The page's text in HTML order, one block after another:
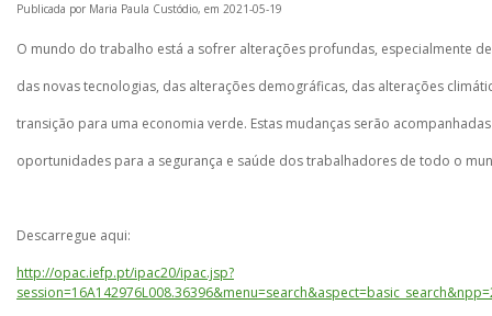
Publicada por Maria Paula Custódio, em 2021-05-19
O mundo do trabalho está a sofrer alterações profundas, especialmente
das novas tecnologias, das alterações demográficas, das alterações
transição para uma economia verde. Estas mudanças serão
oportunidades para a segurança e saúde dos trabalhadores de todo o
Descarregue aqui:
http://opac.iefp.pt/ipac20/ipac.jsp?